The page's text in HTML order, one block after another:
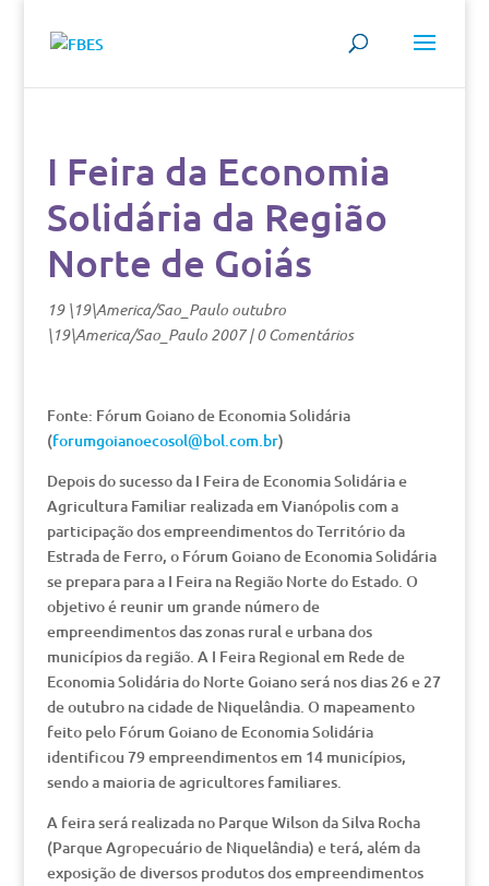
I Feira da Economia
Solidária da Região
Norte de Goiás
19 \19\America/Sao_Paulo outubro
\19\America/Sao_Paulo 2007|0 Comentários
Fonte: Fórum Goiano de Economia Solidária
(forumgoianoecosol@bol.com.br)
Depois do sucesso da I Feira de Economia Solidária e
Agricultura Familiar realizada em Vianópolis com a
participação dos empreendimentos do Território da
Estrada de Ferro, o Fórum Goiano de Economia Solidária
se prepara para a I Feira na Região Norte do Estado. O
objetivo é reunir um grande número de
empreendimentos das zonas rural e urbana dos
municípios da região. A I Feira Regional em Rede de
Economia Solidária do Norte Goiano será nos dias 26 e 27
de outubro na cidade de Niquelândia. O mapeamento
feito pelo Fórum Goiano de Economia Solidária
identificou 79 empreendimentos em 14 municípios,
sendo a maioria de agricultores familiares.
A feira será realizada no Parque Wilson da Silva Rocha
(Parque Agropecuário de Niquelândia) e terá, além da
exposição de diversos produtos dos empreendimentos